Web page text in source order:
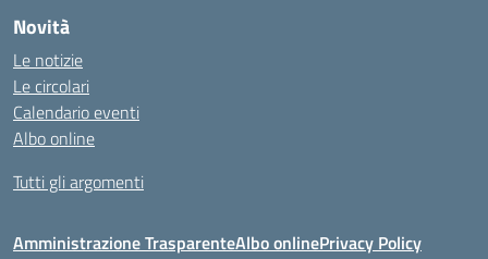
Novità
Le notizie
Le circolari
Calendario eventi
Albo online
Tutti gli argomenti
Amministrazione TrasparenteAlbo onlinePrivacy Policy